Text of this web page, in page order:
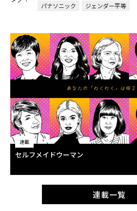
パナソニック
ジェンダー平等
連載
セルフメイドウーマン
連載一覧